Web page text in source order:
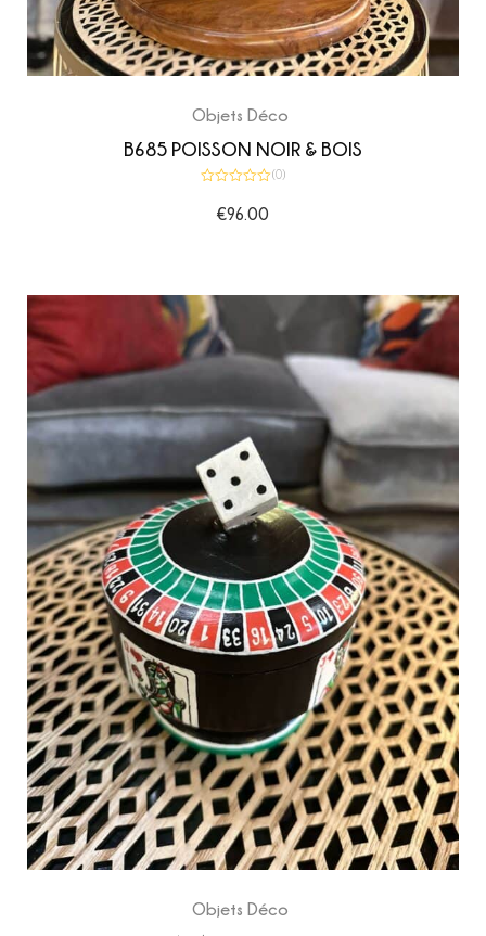
Objets Déco
B685 POISSON NOIR & BOIS
sur
(0)
€96.00
Objets Déco